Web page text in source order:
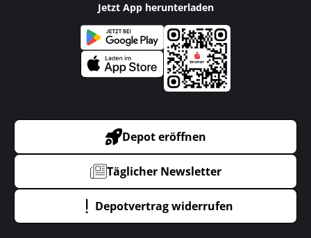
Jetzt App herunterladen
Depot eröffnen
Täglicher Newsletter
Depotvertrag widerrufen